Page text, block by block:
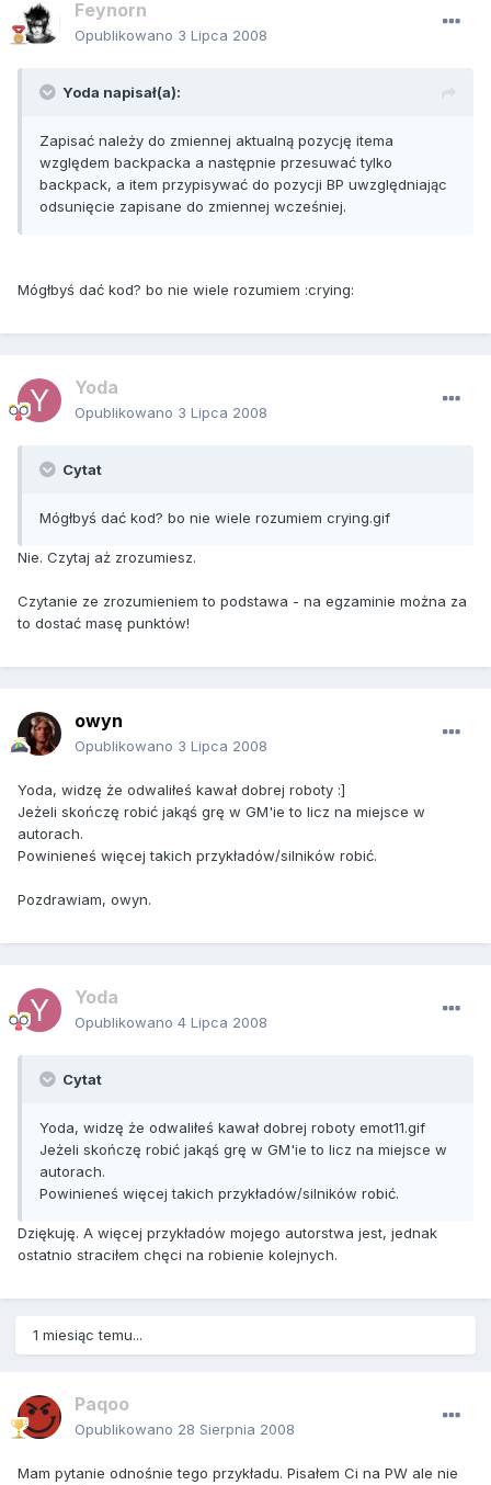
Feynorn
Opublikowano 3 Lipca 2008
Yoda napisał(a):
Zapisać należy do zmiennej aktualną pozycję itema
względem backpacka a następnie przesuwać tylko
backpack, a item przypisywać do pozycji BP uwzględniając
odsunięcie zapisane do zmiennej wcześniej.
Mógłbyś dać kod? bo nie wiele rozumiem :crying:
Yoda
Opublikowano 3 Lipca 2008
Cytat
Mógłbyś dać kod? bo nie wiele rozumiem crying.gif
Nie. Czytaj aż zrozumiesz.
Czytanie ze zrozumieniem to podstawa - na egzaminie można za
to dostać masę punktów!
owyn
Opublikowano 3 Lipca 2008
Yoda, widzę że odwaliłeś kawał dobrej roboty :]
Jeżeli skończę robić jakąś grę w GM'ie to licz na miejsce w
autorach.
Powinieneś więcej takich przykładów/silników robić.
Pozdrawiam, owyn.
Yoda
Opublikowano 4 Lipca 2008
Cytat
Yoda, widzę że odwaliłeś kawał dobrej roboty emot11.gif
Jeżeli skończę robić jakąś grę w GM'ie to licz na miejsce w
autorach.
Powinieneś więcej takich przykładów/silników robić.
Dziękuję. A więcej przykładów mojego autorstwa jest, jednak
ostatnio straciłem chęci na robienie kolejnych.
1 miesiąc temu...
Paqoo
Opublikowano 28 Sierpnia 2008
Mam pytanie odnośnie tego przykładu. Pisałem Ci na PW ale nie